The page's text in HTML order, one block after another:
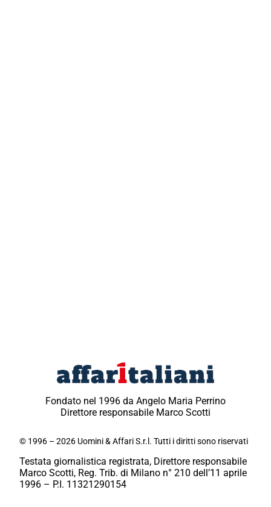
Fondato nel 1996 da Angelo Maria Perrino
Direttore responsabile Marco Scotti
© 1996 – 2026 Uomini & Affari S.r.l. Tutti i diritti sono riservati
Testata giornalistica registrata, Direttore responsabile
Marco Scotti, Reg. Trib. di Milano n° 210 dell’11 aprile
1996 – P.I. 11321290154